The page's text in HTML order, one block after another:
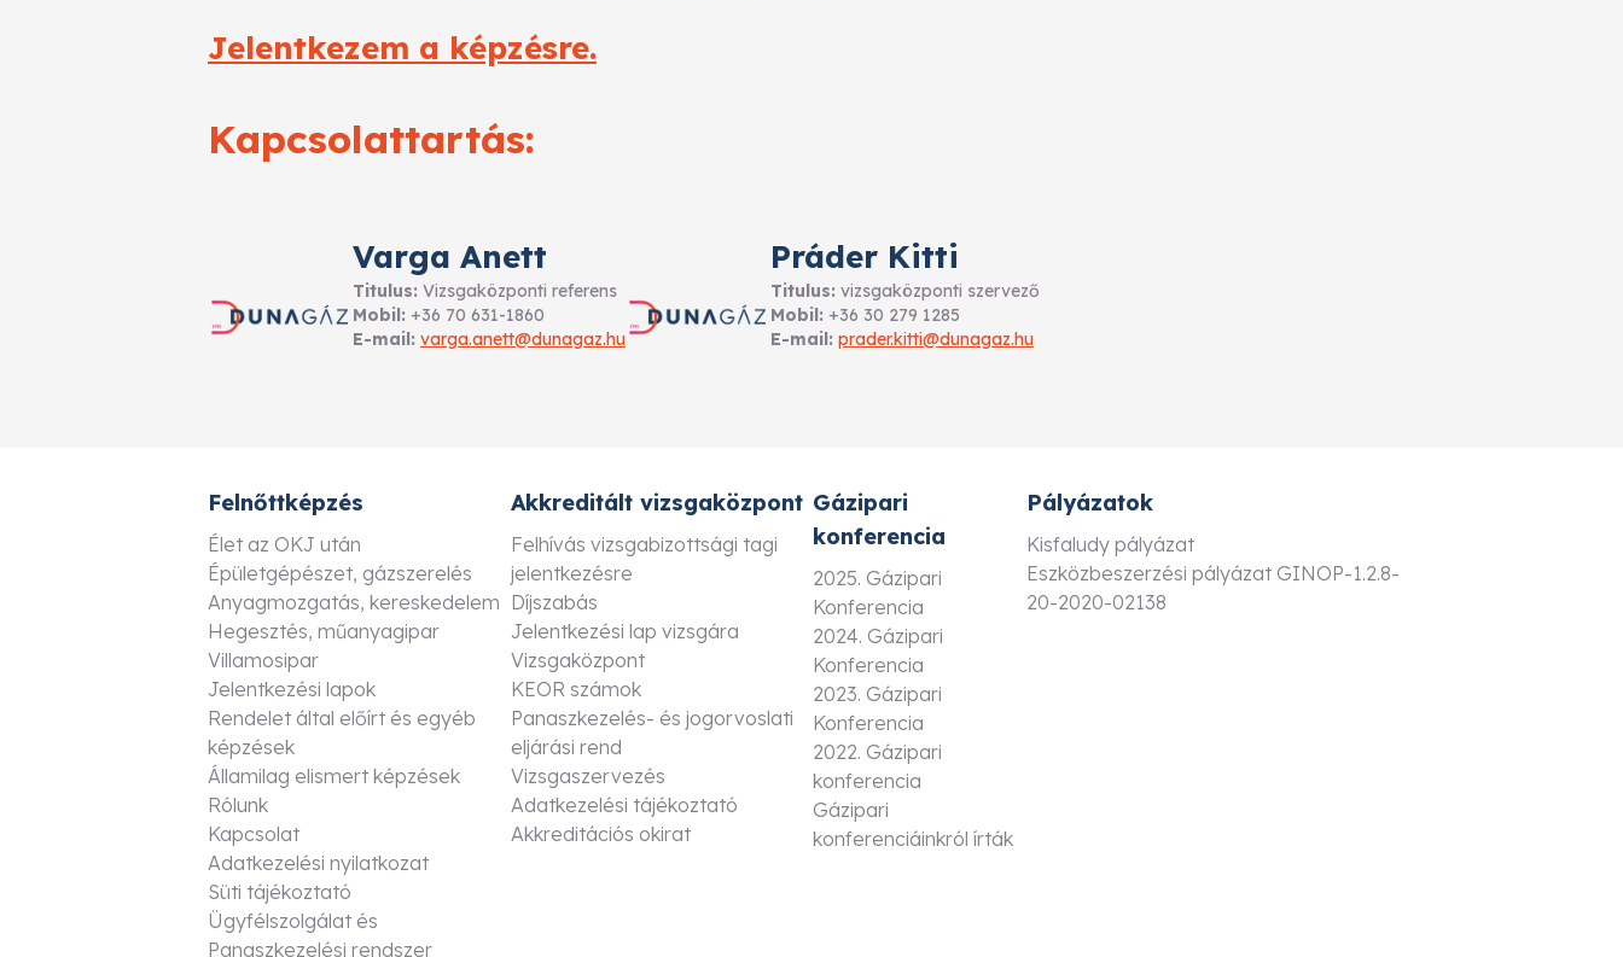
Jelentkezem a képzésre.
Kapcsolattartás:
Varga Anett
Titulus: Vizsgaközponti referens
Mobil: +36 70 631-1860
E-mail: varga.anett@dunagaz.hu
Práder Kitti
Titulus: vizsgaközponti szervező
Mobil: +36 30 279 1285
E-mail: prader.kitti@dunagaz.hu
Felnőttképzés
Élet az OKJ után
Épületgépészet, gázszerelés
Anyagmozgatás, kereskedelem
Hegesztés, műanyagipar
Villamosipar
Jelentkezési lapok
Rendelet által előírt és egyéb
képzések
Államilag elismert képzések
Rólunk
Kapcsolat
Adatkezelési nyilatkozat
Süti tájékoztató
Ügyfélszolgálat és
Panaszkezelési rendszer
Akkreditált vizsgaközpont
Felhívás vizsgabizottsági tagi
jelentkezésre
Díjszabás
Jelentkezési lap vizsgára
Vizsgaközpont
KEOR számok
Panaszkezelés- és jogorvoslati
eljárási rend
Vizsgaszervezés
Adatkezelési tájékoztató
Akkreditációs okirat
Gázipari
konferencia
2025. Gázipari
Konferencia
2024. Gázipari
Konferencia
2023. Gázipari
Konferencia
2022. Gázipari
konferencia
Gázipari
konferenciáinkról írták
Pályázatok
Kisfaludy pályázat
Eszközbeszerzési pályázat GINOP-1.2.8-
20-2020-02138